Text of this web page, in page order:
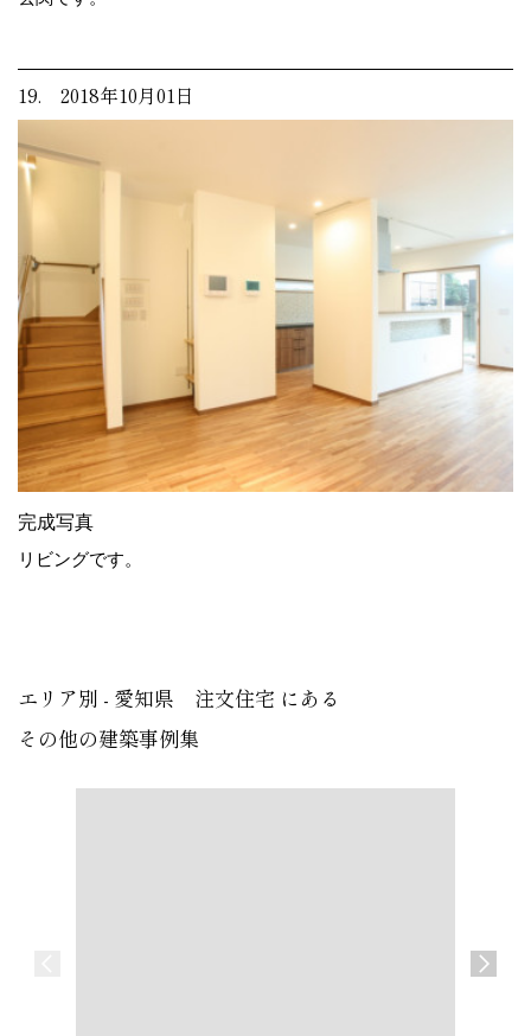
19. 2018年10月01日
完成写真
リビングです。
エリア別 - 愛知県 注文住宅 にある
その他の建築事例集